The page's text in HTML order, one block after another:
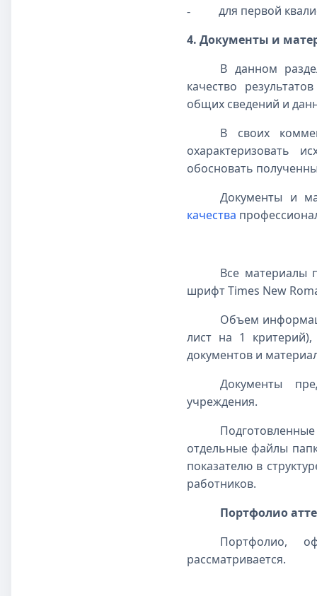
-
для первой
4. Документы и
В данном
качество
общих сведений и
В своих
охарактеризовать
обосновать
Документы и
качества
Все материалы
шрифт Times New
Объем
лист на 1
документов и
Документы
учреждения.
отдельные файлы
показателю в
работников.
Портфолио
Портфолио,
рассматривается.